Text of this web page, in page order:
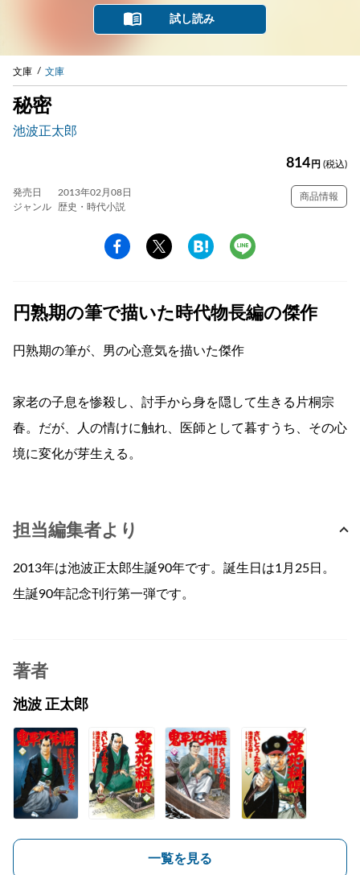
試し読み
文庫 文庫
秘密
池波正太郎
814 円 (税込)
発売日
2013年02月08日
ジャンル
歴史・時代小説
商品情報
円熟期の筆で描いた時代物長編の傑作
円熟期の筆が、男の心意気を描いた傑作
家老の子息を惨殺し、討手から身を隠して生きる片桐宗
春。だが、人の情けに触れ、医師として暮すうち、その心
境に変化が芽生える。
担当編集者より
2013年は池波正太郎生誕90年です。誕生日は1月25日。
生誕90年記念刊行第一弾です。
著者
池波 正太郎
一覧を見る